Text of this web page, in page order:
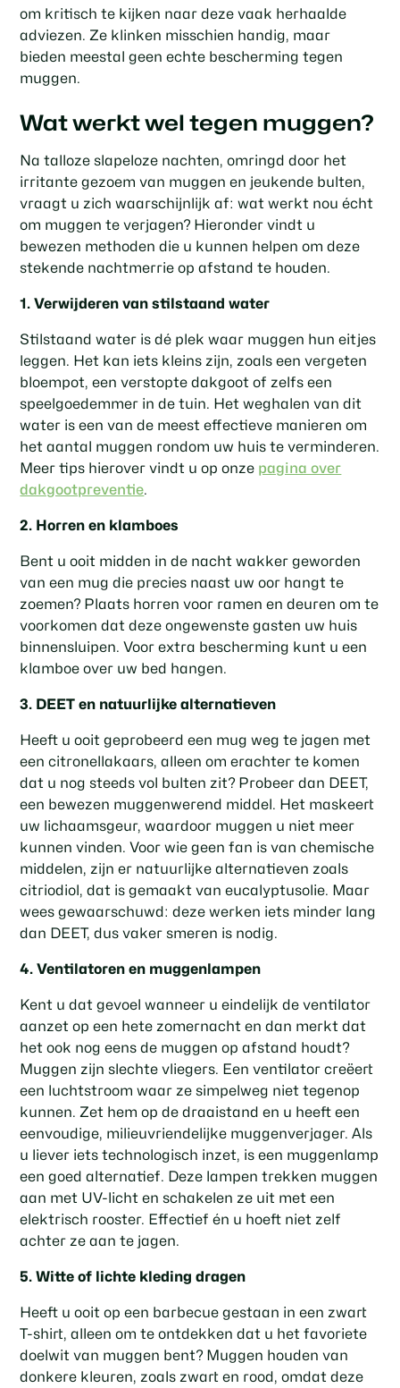
om kritisch te kijken naar deze vaak herhaalde
adviezen. Ze klinken misschien handig, maar
bieden meestal geen echte bescherming tegen
muggen.
Wat werkt wel tegen muggen?
Na talloze slapeloze nachten, omringd door het
irritante gezoem van muggen en jeukende bulten,
vraagt u zich waarschijnlijk af: wat werkt nou écht
om muggen te verjagen? Hieronder vindt u
bewezen methoden die u kunnen helpen om deze
stekende nachtmerrie op afstand te houden.
1. Verwijderen van stilstaand water
Stilstaand water is dé plek waar muggen hun eitjes
leggen. Het kan iets kleins zijn, zoals een vergeten
bloempot, een verstopte dakgoot of zelfs een
speelgoedemmer in de tuin. Het weghalen van dit
water is een van de meest effectieve manieren om
het aantal muggen rondom uw huis te verminderen.
Meer tips hierover vindt u op onze pagina over
dakgootpreventie.
2. Horren en klamboes
Bent u ooit midden in de nacht wakker geworden
van een mug die precies naast uw oor hangt te
zoemen? Plaats horren voor ramen en deuren om te
voorkomen dat deze ongewenste gasten uw huis
binnensluipen. Voor extra bescherming kunt u een
klamboe over uw bed hangen.
3. DEET en natuurlijke alternatieven
Heeft u ooit geprobeerd een mug weg te jagen met
een citronellakaars, alleen om erachter te komen
dat u nog steeds vol bulten zit? Probeer dan DEET,
een bewezen muggenwerend middel. Het maskeert
uw lichaamsgeur, waardoor muggen u niet meer
kunnen vinden. Voor wie geen fan is van chemische
middelen, zijn er natuurlijke alternatieven zoals
citriodiol, dat is gemaakt van eucalyptusolie. Maar
wees gewaarschuwd: deze werken iets minder lang
dan DEET, dus vaker smeren is nodig.
4. Ventilatoren en muggenlampen
Kent u dat gevoel wanneer u eindelijk de ventilator
aanzet op een hete zomernacht en dan merkt dat
het ook nog eens de muggen op afstand houdt?
Muggen zijn slechte vliegers. Een ventilator creëert
een luchtstroom waar ze simpelweg niet tegenop
kunnen. Zet hem op de draaistand en u heeft een
eenvoudige, milieuvriendelijke muggenverjager. Als
u liever iets technologisch inzet, is een muggenlamp
een goed alternatief. Deze lampen trekken muggen
aan met UV-licht en schakelen ze uit met een
elektrisch rooster. Effectief én u hoeft niet zelf
achter ze aan te jagen.
5. Witte of lichte kleding dragen
Heeft u ooit op een barbecue gestaan in een zwart
T-shirt, alleen om te ontdekken dat u het favoriete
doelwit van muggen bent? Muggen houden van
donkere kleuren, zoals zwart en rood, omdat deze